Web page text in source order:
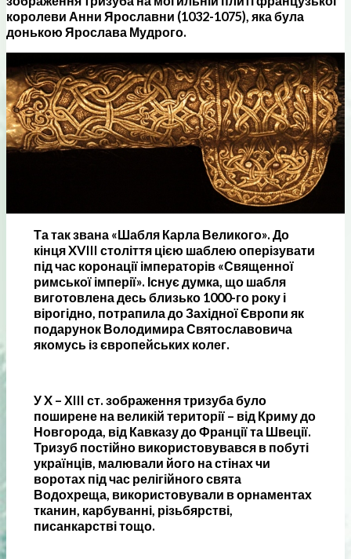
королеви Анни Ярославни (1032-1075), яка була
донькою Ярослава Мудрого.
Та так звана «Шабля Карла Великого». До
кінця XVIII століття цією шаблею оперізувати
під час коронації імператорів «Священної
римської імперії». Існує думка, що шабля
виготовлена десь близько 1000-го року і
вірогідно, потрапила до Західної Європи як
подарунок Володимира Святославовича
якомусь із європейських колег.
У X – ХIII ст. зображення тризуба було
поширене на великій території – від Криму до
Новгорода, від Кавказу до Франції та Швеції.
Тризуб постійно використовувався в побуті
українців, малювали його на стінах чи
воротах під час релігійного свята
Водохреща, використовували в орнаментах
тканин, карбуванні, різьбярстві,
писанкарстві тощо.